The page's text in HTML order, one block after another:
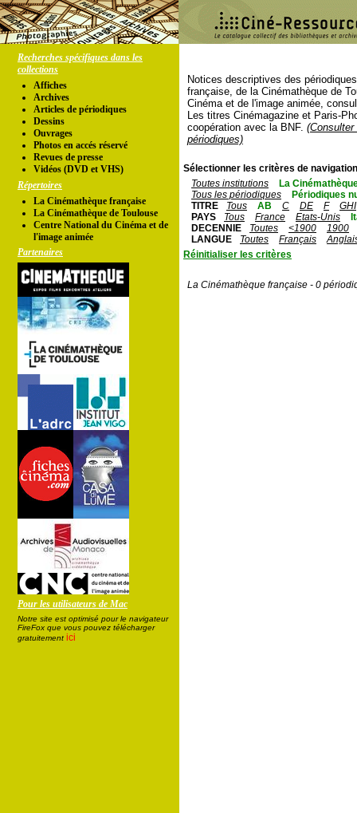
Recherches spécifiques dans les
collections
Affiches
Archives
Articles de périodiques
Dessins
Ouvrages
Photos en accés réservé
Revues de presse
Vidéos (DVD et VHS)
Répertoires
La Cinémathèque française
La Cinémathèque de Toulouse
Centre National du Cinéma et de
l'image animée
Partenaires
Pour les utilisateurs de Mac
Notre site est optimisé pour le navigateur
FireFox que vous pouvez télécharger
gratuitement ici
Notices descriptives des
française, de la Cinémathèque de
Cinéma et de l'image animée,
Les titres Cinémagazine et Paris-
coopération avec la BNF.
périodiques)
Sélectionner les critères de
Toutes institutions
La
Tous les périodiques
Périodiques
TITRE
Tous AB C DE F
GHI
PAYS
Tous France Etats-Unis
DECENNIE
Toutes <1900
1900
LANGUE
Toutes Français
Réinitialiser les critères
La Cinémathèque française - 0